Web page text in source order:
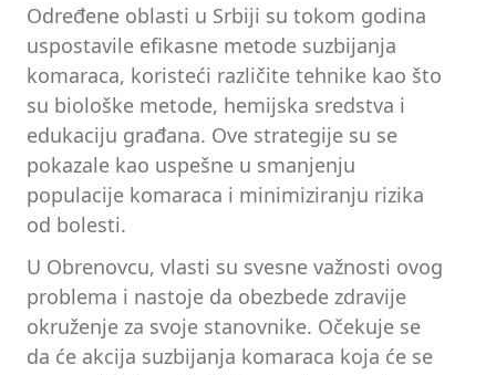
Određene oblasti u Srbiji su tokom godina
uspostavile efikasne metode suzbijanja
komaraca, koristeći različite tehnike kao što
su biološke metode, hemijska sredstva i
edukaciju građana. Ove strategije su se
pokazale kao uspešne u smanjenju
populacije komaraca i minimiziranju rizika
od bolesti.
U Obrenovcu, vlasti su svesne važnosti ovog
problema i nastoje da obezbede zdravije
okruženje za svoje stanovnike. Očekuje se
da će akcija suzbijanja komaraca koja će se